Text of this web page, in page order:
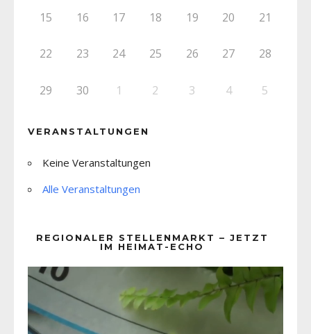
15 16 17 18 19 20 21
22 23 24 25 26 27 28
29 30 1 2 3 4 5
VERANSTALTUNGEN
Keine Veranstaltungen
Alle Veranstaltungen
REGIONALER STELLENMARKT – JETZT
IM HEIMAT-ECHO
Player